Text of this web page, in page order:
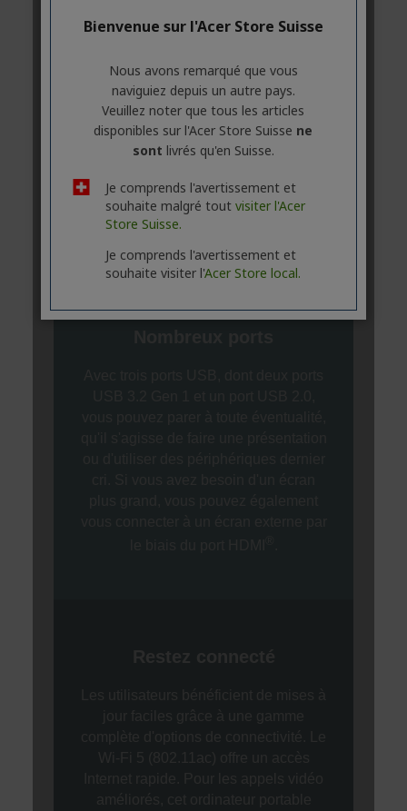
Bienvenue sur l'Acer Store Suisse
Nous avons remarqué que vous
naviguiez depuis un autre pays.
Veuillez noter que tous les articles
disponibles sur l'Acer Store Suisse ne
sont livrés qu'en Suisse.
Je comprends l'avertissement et
souhaite malgré tout visiter l'Acer
Store Suisse.
Je comprends l'avertissement et
souhaite visiter l'Acer Store local.